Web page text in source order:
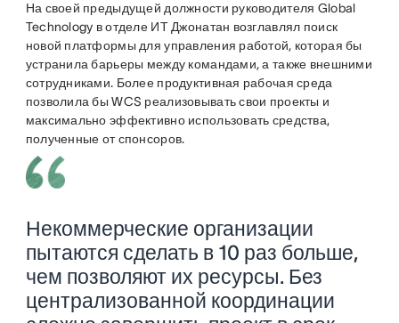
На своей предыдущей должности руководителя Global
Technology в отделе ИТ Джонатан возглавлял поиск
новой платформы для управления работой, которая бы
устранила барьеры между командами, а также внешними
сотрудниками. Более продуктивная рабочая среда
позволила бы WCS реализовывать свои проекты и
максимально эффективно использовать средства,
полученные от спонсоров.
Некоммерческие организации
пытаются сделать в 10 раз больше,
чем позволяют их ресурсы. Без
централизованной координации